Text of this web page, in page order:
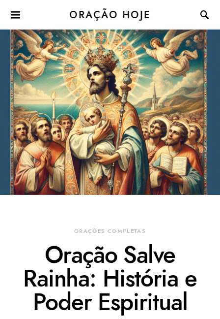
ORAÇÃO HOJE
ORAÇÕES COMPLETAS
Oração Salve
Rainha: História e
Poder Espiritual